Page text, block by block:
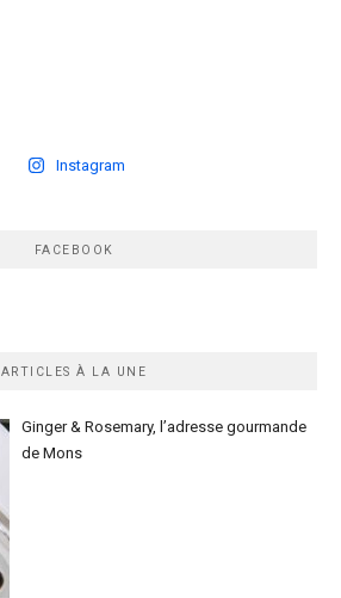
Instagram
FACEBOOK
ARTICLES À LA UNE
Ginger & Rosemary, l’adresse gourmande
de Mons